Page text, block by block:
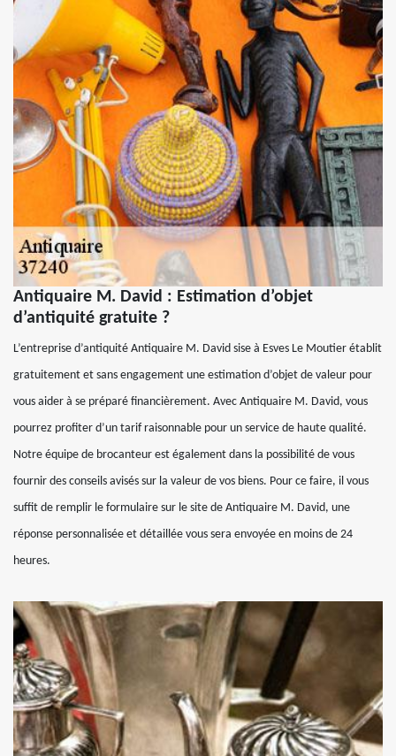
Antiquaire M. David : Estimation d’objet
d’antiquité gratuite ?
L’entreprise d’antiquité Antiquaire M. David sise à Esves Le Moutier établit
gratuitement et sans engagement une estimation d’objet de valeur pour
vous aider à se préparé financièrement. Avec Antiquaire M. David, vous
pourrez profiter d’un tarif raisonnable pour un service de haute qualité.
Notre équipe de brocanteur est également dans la possibilité de vous
fournir des conseils avisés sur la valeur de vos biens. Pour ce faire, il vous
suffit de remplir le formulaire sur le site de Antiquaire M. David, une
réponse personnalisée et détaillée vous sera envoyée en moins de 24
heures.